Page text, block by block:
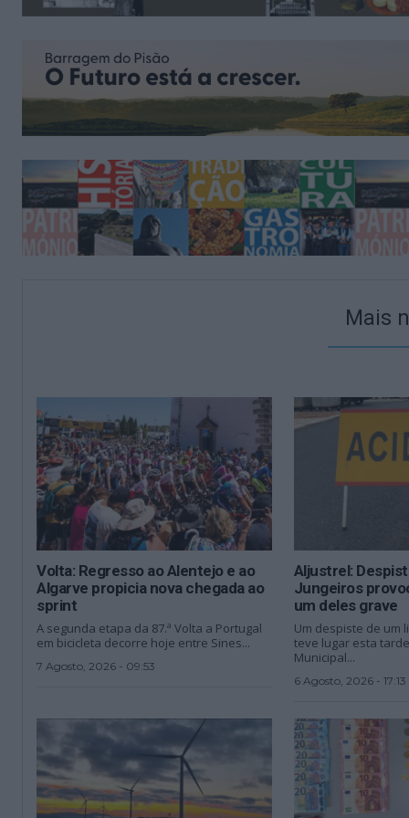
Mais
Volta: Regresso ao Alentejo e ao
Algarve propicia nova chegada ao
sprint
A segunda etapa da 87.ª Volta a Portugal
em bicicleta decorre hoje entre Sines...
7 Agosto, 2026 - 09:53
Aljustrel:
Jungeiros
um deles grave
Um despiste de um
teve lugar esta
Municipal...
6 Agosto, 2026 - 17:13